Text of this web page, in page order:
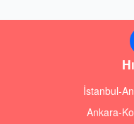
İstanbul-
Ankara-